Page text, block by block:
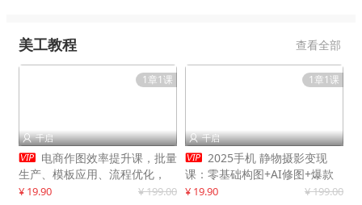
美工教程 查看全部
1章1课
 千启
 电商作图效率提升课，批量
生产、模板应用、流程优化，
20+细分品类实操案例，月赚3
¥ 19.90 ¥ 199.00
1章1课
 千启
 2025手机 静物摄影变现
课：零基础构图+AI修图+爆款
创作
¥ 19.90 ¥ 199.00